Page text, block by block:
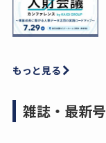
もっと見る
雑誌・最新号